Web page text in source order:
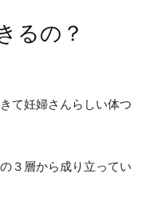
るの？
て妊婦さんらしい体つ
３層から成り立ってい